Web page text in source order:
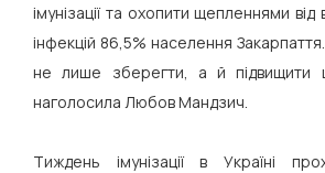
імунізації та охопити щепленнями
інфекцій 86,5% населення
не лише зберегти, а й підвищити
наголосила Любов Мандзич.
Тиждень імунізації в Україні